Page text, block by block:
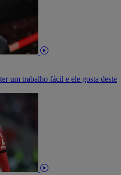
um trabalho fácil e ele gosta deste